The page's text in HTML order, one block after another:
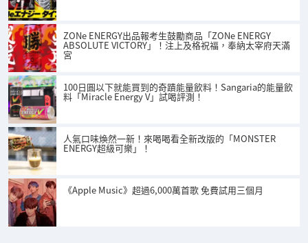
ZONe ENERGY出品報考生鼓勵商品「ZONe ENERGY
ABSOLUTE VICTORY」！注上及格祝福，奉納太宰府天滿
宮
100日圓以下就能買到的奇蹟能量飲料！Sangaria的能量飲
料「Miracle Energy V」試喝評測！
人氣口味煥然一新！來喝喝看全新改版的「MONSTER
ENERGY超級可樂」！
《Apple Music》超過6,000萬首歌 免費試用三個月